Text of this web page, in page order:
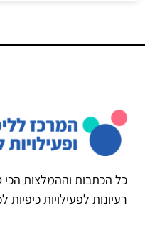
כל הכתבות וההמלצות הכי
רעיונות לפעילויות